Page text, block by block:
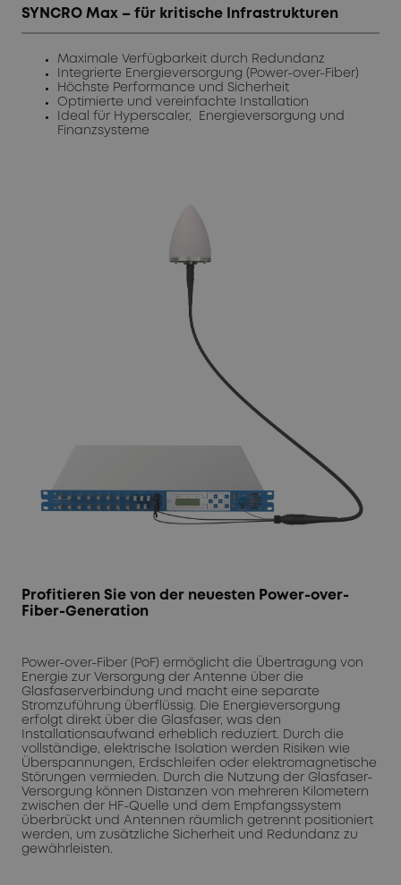
SYNCRO Max – für kritische Infrastrukturen
Maximale Verfügbarkeit durch Redundanz
Integrierte Energieversorgung (Power-over-Fiber)
Höchste Performance und Sicherheit
Optimierte und vereinfachte Installation
Ideal für Hyperscaler, Energieversorgung und
Finanzsysteme
Profitieren Sie von der neuesten Power-over-
Fiber-Generation
Power-over-Fiber (PoF) ermöglicht die Übertragung von
Energie zur Versorgung der Antenne über die
Glasfaserverbindung und macht eine separate
Stromzuführung überflüssig. Die Energieversorgung
erfolgt direkt über die Glasfaser, was den
Installationsaufwand erheblich reduziert. Durch die
vollständige, elektrische Isolation werden Risiken wie
Überspannungen, Erdschleifen oder elektromagnetische
Störungen vermieden. Durch die Nutzung der Glasfaser-
Versorgung können Distanzen von mehreren Kilometern
zwischen der HF-Quelle und dem Empfangssystem
überbrückt und Antennen räumlich getrennt positioniert
werden, um zusätzliche Sicherheit und Redundanz zu
gewährleisten.